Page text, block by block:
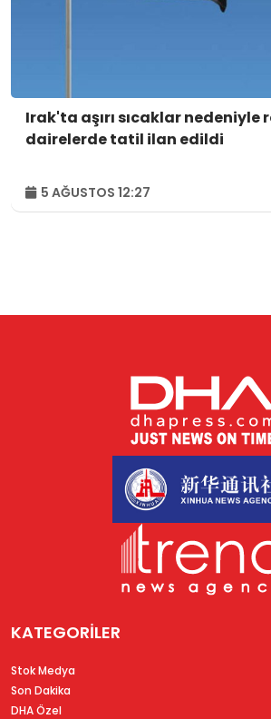
Irak'ta aşırı sıcaklar nedeniyle
dairelerde tatil ilan edildi
5 AĞUSTOS 12:27
KATEGORİLER
Stok Medya
Son Dakika
DHA Özel